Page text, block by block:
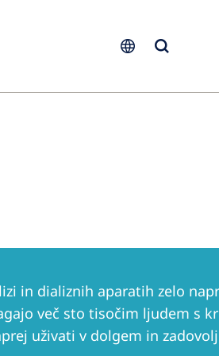
in dializnih aparatih zelo
več sto tisočim ljudem s
uživati v dolgem in